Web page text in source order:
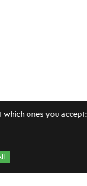
which ones you accept: